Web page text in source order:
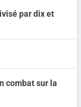
par dix et
combat sur la